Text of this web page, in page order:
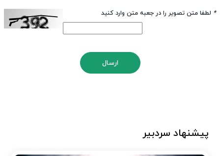
* لطفا متن تصویر را در جعبه متن وارد کنید
ارسال
پیشنهاد سردبیر